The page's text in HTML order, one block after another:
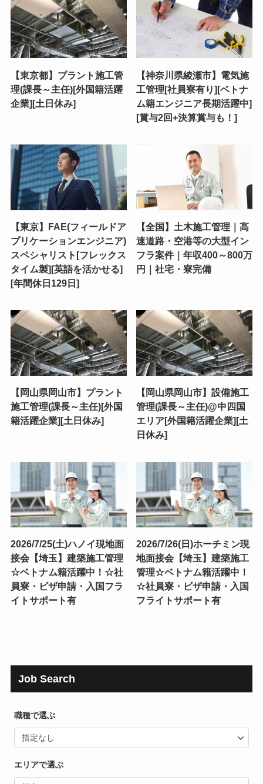
【東京都】プラント施工管
理(課長～主任)[外国籍活躍
企業][土日休み]
【神奈川県綾瀬市】電気施
工管理[社員寮有り][ベトナ
ム籍エンジニア長期活躍中]
[賞与2回+決算賞与も！]
【東京】FAE(フィールドア
プリケーションエンジニア)
スペシャリスト[フレックス
タイム製][英語を活かせる]
[年間休日129日]
【全国】土木施工管理｜高
速道路・空港等の大型イン
フラ案件｜年収400～800万
円｜社宅・寮完備
【岡山県岡山市】プラント
施工管理(課長～主任)[外国
籍活躍企業][土日休み]
【岡山県岡山市】設備施工
管理(課長～主任)@中四国
エリア[外国籍活躍企業][土
日休み]
2026/7/25(土)ハノイ現地面
接会【埼玉】建築施工管理
☆ベトナム籍活躍中！☆社
員寮・ビザ申請・入国フラ
イトサポート有
2026/7/26(日)ホーチミン現
地面接会【埼玉】建築施工
管理☆ベトナム籍活躍中！
☆社員寮・ビザ申請・入国
フライトサポート有
Job Search
職種で選ぶ
エリアで選ぶ